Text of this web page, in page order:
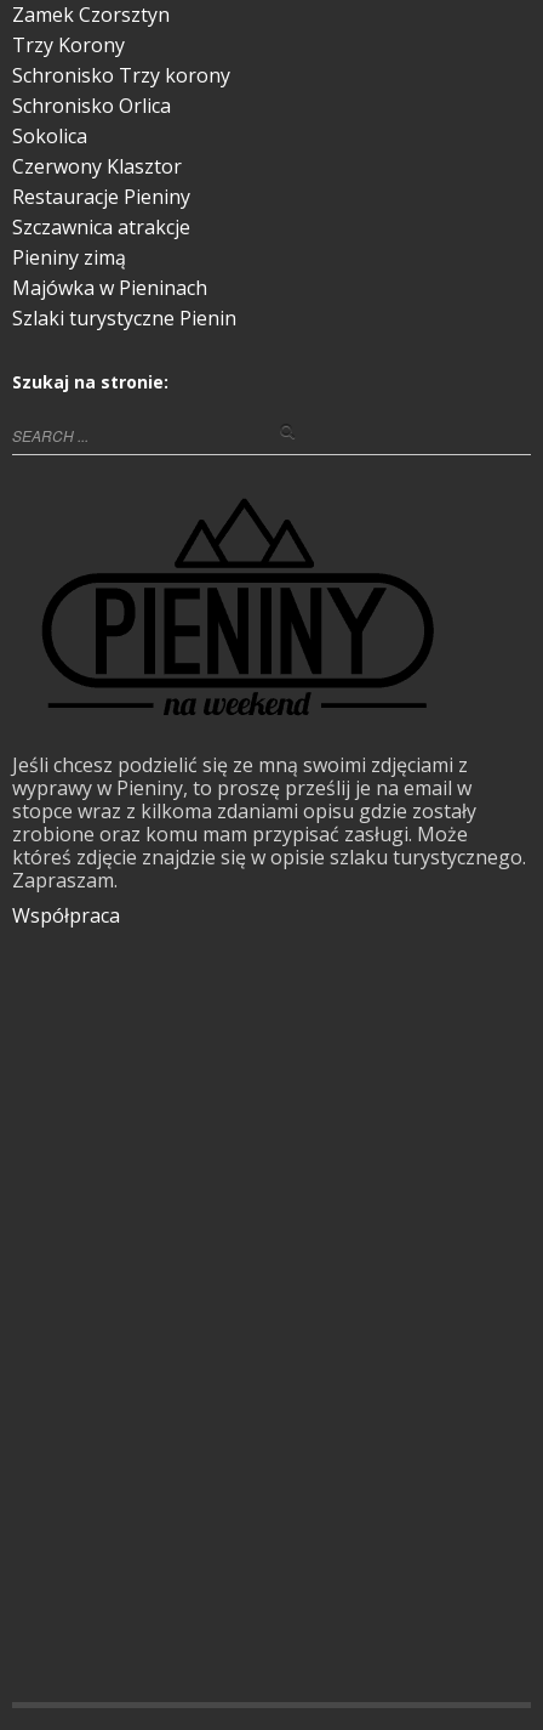
Zamek Czorsztyn
Trzy Korony
Schronisko Trzy korony
Schronisko Orlica
Sokolica
Czerwony Klasztor
Restauracje Pieniny
Szczawnica atrakcje
Pieniny zimą
Majówka w Pieninach
Szlaki turystyczne Pienin
Szukaj na stronie:
Jeśli chcesz podzielić się ze mną swoimi zdjęciami z
wyprawy w Pieniny, to proszę prześlij je na email w
stopce wraz z kilkoma zdaniami opisu gdzie zostały
zrobione oraz komu mam przypisać zasługi. Może
któreś zdjęcie znajdzie się w opisie szlaku turystycznego.
Zapraszam.
Współpraca